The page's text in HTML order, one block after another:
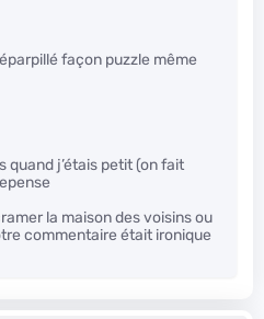
façon puzzle même
quand j’étais petit (on fait
la maison des voisins ou
commentaire était ironique